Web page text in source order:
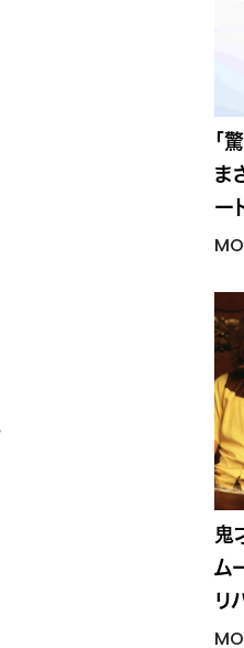
「
ま
ー
由
鬼
ム
リ